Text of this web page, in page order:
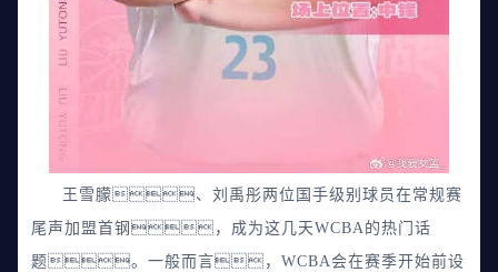
王雪朦、刘禹彤两位国手级别球员在常规赛
尾声加盟首钢，成为这几天WCBA的热门话
题。一般而言，WCBA会在赛季开始前设